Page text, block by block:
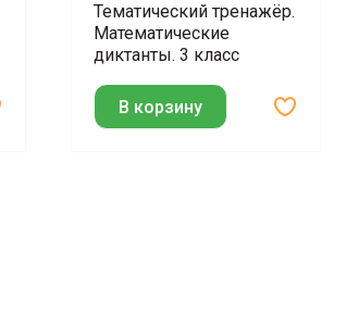
Тематический тренажёр.
Математические
диктанты. 3 класс
В корзину